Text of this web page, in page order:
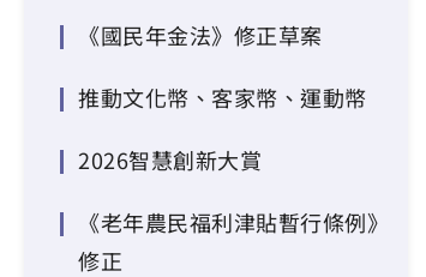
《國民年金法》修正草案
推動文化幣、客家幣、運動幣
2026智慧創新大賞
《老年農民福利津貼暫行條例》
修正